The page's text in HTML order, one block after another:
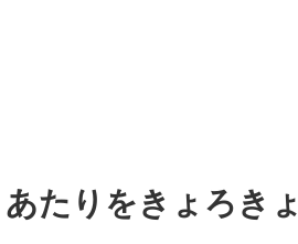
あたりをきょろき